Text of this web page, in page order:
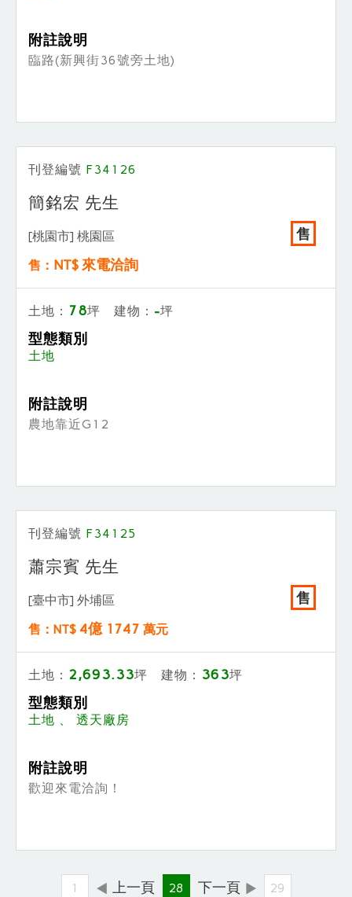
附註說明
臨路(新興街36號旁土地)
刊登編號 F34126
簡銘宏 先生
[桃園市] 桃園區 售
售： NT$ 來電洽詢
土地： 78坪 建物： -坪
型態類別
土地
附註說明
農地靠近G12
刊登編號 F34125
蕭宗賓 先生
[臺中市] 外埔區 售
售：NT$ 4億 1747 萬元
土地： 2,693.33坪 建物： 363坪
型態類別
土地 、 透天廠房
附註說明
歡迎來電洽詢！
1 上一頁 28 下一頁 29